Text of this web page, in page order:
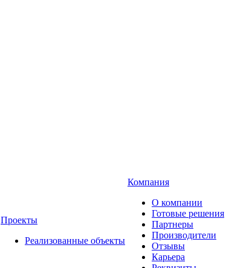
Проекты
Реализованные объекты
Компания
О компании
Готовые решения
Партнеры
Производители
Отзывы
Карьера